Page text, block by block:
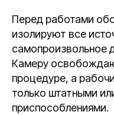
Перед работами
изолируют все
самопроизвольное
Камеру
процедуре, а
только штатными
приспособлениями.